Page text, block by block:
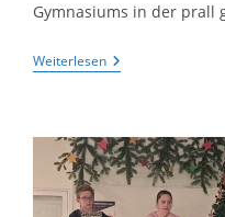
Gymnasiums in der prall
WeiterlesenMusikgruppen
Des
Spielfreude
Beim
Traditionellen